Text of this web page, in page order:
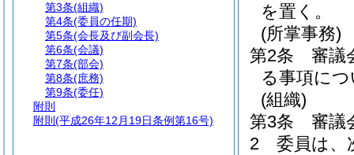
を置く。
(所掌事務)
第2条
審議
る事項に
(組織)
第3条
審議
2
委員は、
第3条(組織)
第4条(委員の任期)
第5条(会長及び副会長)
第6条(会議)
第7条(部会)
第8条(庶務)
第9条(委任)
附則
附則 (平成26年12月19日条例第16号)